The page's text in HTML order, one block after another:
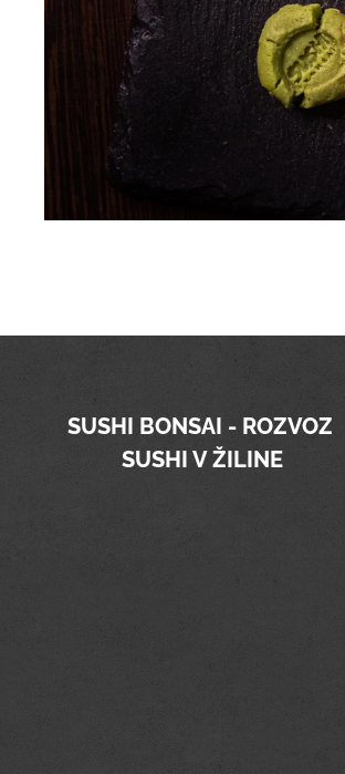
SUSHI BONSAI - ROZVOZ
SUSHI V ŽILINE